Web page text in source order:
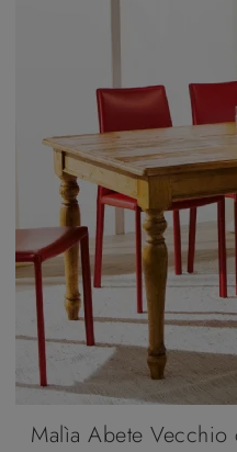
Malìa Abete Vecchio